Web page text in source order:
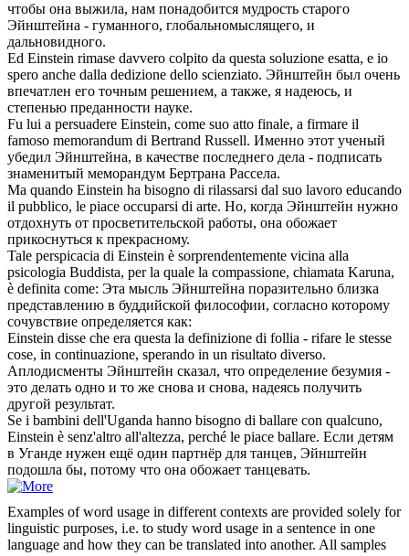
чтобы она выжила, нам понадобится мудрость старого
Эйнштейна - гуманного, глобальномыслящего, и
дальновидного.
Ed Einstein rimase davvero colpito da questa soluzione esatta, e io
spero anche dalla dedizione dello scienziato. Эйнштейн был очень
впечатлен его точным решением, а также, я надеюсь, и
степенью преданности науке.
Fu lui a persuadere Einstein, come suo atto finale, a firmare il
famoso memorandum di Bertrand Russell. Именно этот ученый
убедил Эйнштейна, в качестве последнего дела - подписать
знаменитый меморандум Бертрана Рассела.
Ma quando Einstein ha bisogno di rilassarsi dal suo lavoro educando
il pubblico, le piace occuparsi di arte. Но, когда Эйнштейн нужно
отдохнуть от просветительской работы, она обожает
прикоснуться к прекрасному.
Tale perspicacia di Einstein è sorprendentemente vicina alla
psicologia Buddista, per la quale la compassione, chiamata Karuna,
è definita come: Эта мысль Эйнштейна поразительно близка
представлению в буддийской философии, согласно которому
сочувствие определяется как:
Einstein disse che era questa la definizione di follia - rifare le stesse
cose, in continuazione, sperando in un risultato diverso.
Аплодисменты Эйнштейн сказал, что определение безумия -
это делать одно и то же снова и снова, надеясь получить
другой результат.
Se i bambini dell'Uganda hanno bisogno di ballare con qualcuno,
Einstein è senz'altro all'altezza, perché le piace ballare. Если детям
в Уганде нужен ещё один партнёр для танцев, Эйнштейн
подошла бы, потому что она обожает танцевать.
Examples of word usage in different contexts are provided solely for
linguistic purposes, i.e. to study word usage in a sentence in one
language and how they can be translated into another. All samples